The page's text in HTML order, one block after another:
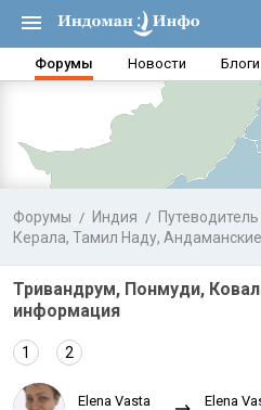
Форумы Новости Блоги
Форумы Индия
Керала, Тамил Наду,
Тривандрум, Понмуди,
информация
1 2
Elena Vasta Elena